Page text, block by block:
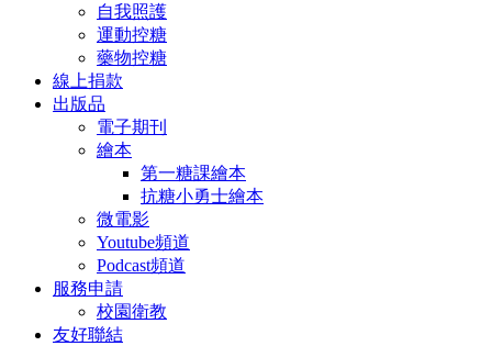
自我照護
運動控糖
藥物控糖
線上捐款
出版品
電子期刊
繪本
第一糖課繪本
抗糖小勇士繪本
微電影
Youtube頻道
Podcast頻道
服務申請
校園衛教
友好聯結